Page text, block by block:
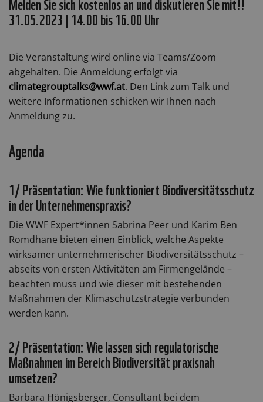
31.05.2023 | 14.00 bis 16.00 Uhr
Die Veranstaltung wird online via Teams/Zoom
abgehalten. Die Anmeldung erfolgt via
climategrouptalks@wwf.at. Den Link zum Talk und
weitere Informationen schicken wir Ihnen nach
Anmeldung zu.
Agenda
1/ Präsentation: Wie funktioniert Biodiversitätsschutz
in der Unternehmenspraxis?
Die WWF Expert*innen Sabrina Peer und Karim Ben
Romdhane bieten einen Einblick, welche Aspekte
wirksamer unternehmerischer Biodiversitätsschutz –
abseits von ersten Aktivitäten am Firmengelände –
beachten muss und wie dieser mit bestehenden
Maßnahmen der Klimaschutzstrategie verbunden
werden kann.
2/ Präsentation: Wie lassen sich regulatorische
Maßnahmen im Bereich Biodiversität praxisnah
umsetzen?
Barbara Hönigsberger, Consultant bei dem